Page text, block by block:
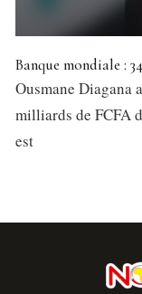
Banque mondiale :
Ousmane Diagana
milliards de FCFA
est